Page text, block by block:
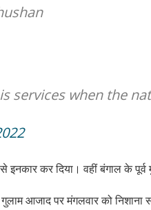
services when the
कर दिया। वहीं बंगाल के पूर्व
आजाद पर मंगलवार को